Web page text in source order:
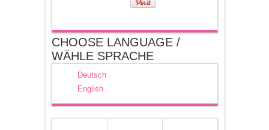
CHOOSE LANGUAGE /
WÄHLE SPRACHE
Deutsch
English